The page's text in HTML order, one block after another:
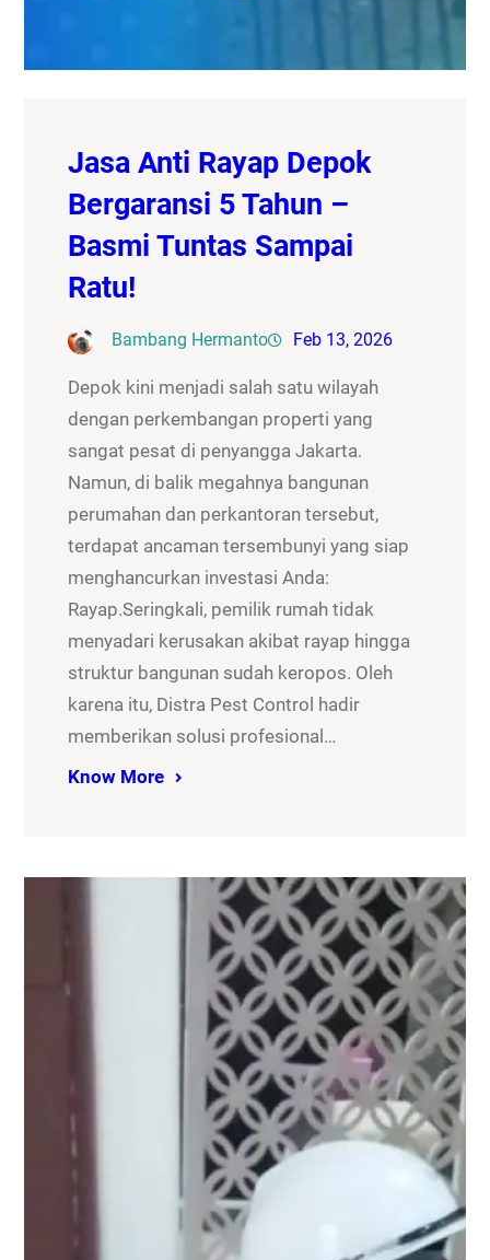
Jasa Anti Rayap Depok
Bergaransi 5 Tahun –
Basmi Tuntas Sampai
Ratu!
Bambang Hermanto Feb 13, 2026
Depok kini menjadi salah satu wilayah
dengan perkembangan properti yang
sangat pesat di penyangga Jakarta.
Namun, di balik megahnya bangunan
perumahan dan perkantoran tersebut,
terdapat ancaman tersembunyi yang siap
menghancurkan investasi Anda:
Rayap.Seringkali, pemilik rumah tidak
menyadari kerusakan akibat rayap hingga
struktur bangunan sudah keropos. Oleh
karena itu, Distra Pest Control hadir
memberikan solusi profesional…
Know More